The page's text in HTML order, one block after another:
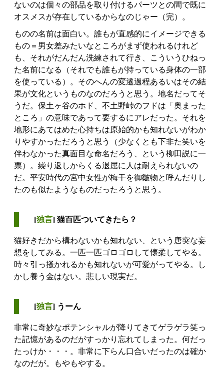
ないのは個々の部品を取り付けるパーツとの間で既に
オスメスが存在しているからなのじゃー（完）。
ものの名前は面白い。誰もが直感的にイメージできる
もの＝男女差みたいなところがまず使われるけれど
も、それがだんだん洗練されて行き、こういうひねっ
た名前になる（それでも誰もが持っている身体の一部
を使っている）。そのへんの変遷過程あるいはその結
果が文化というものなのだろうと思う。地名だってそ
うだ。保土ヶ谷のホド、不土野峠のフドは「奥まった
ところ」の意味であって要するにアレだった。それを
地形にあてはめた心持ちは原始的かも知れないがわか
りやすかっただろうと思う（少なくとも下非た笑いを
伴わなかった真面目な命名だろう、という柳田説に一
票）。繰り返しからくる退屈に人は耐えられないの
だ。平安時代の宮中女性が梅干を御皺物と呼んだりし
たのも似たようなものだったろうと思う。
[独言] 猫百匹ついてきたら？
猫好きだから構わないかも知れない、という唐突な妄
想をしてみる。一匹一匹ゴロゴロして懐柔してやる。
時々引っ掻かれるかも知れないが可愛がってやる。し
かし養う金はない。悲しい現実だ。
[独言] うーん
非常に奇妙なポテンシャルが降りてきてゲラゲラ笑っ
た記憶があるのだがすっかり忘れてしまった。何だっ
たっけか・・・。非常に下らん口合いだったのは確か
なのだが。もやもやする。